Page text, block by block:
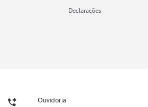
Declarações
Ouvidoria